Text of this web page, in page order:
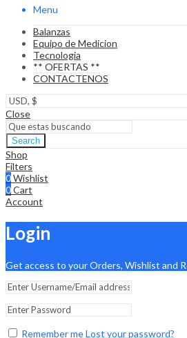
Menu
Balanzas
Equipo de Medicion
Tecnologia
** OFERTAS **
CONTACTENOS
Close
Search
Shop
Filters
0Wishlist
0Cart
Account
Login
Get access to your Orders, Wishlist and
Remember meLost your password?